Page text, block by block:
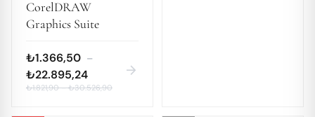
CorelDRAW
Graphics Suite
₺1.366,50 –
₺22.895,24
₺1.821,90–₺30.526,90
arrow_forward